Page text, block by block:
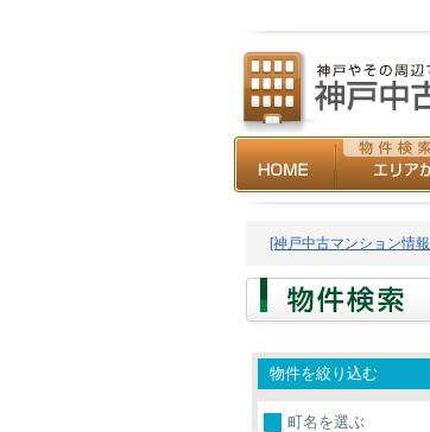
[神戸中古マンション情
物件を絞り込む
町名を選ぶ